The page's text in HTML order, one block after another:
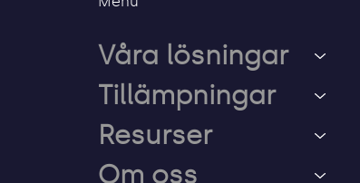
Säker väg tillbaka när
användare tappar
åtkomst till sitt Entra-
Våra lösningar
Tillämpningar
Resurser
Om oss